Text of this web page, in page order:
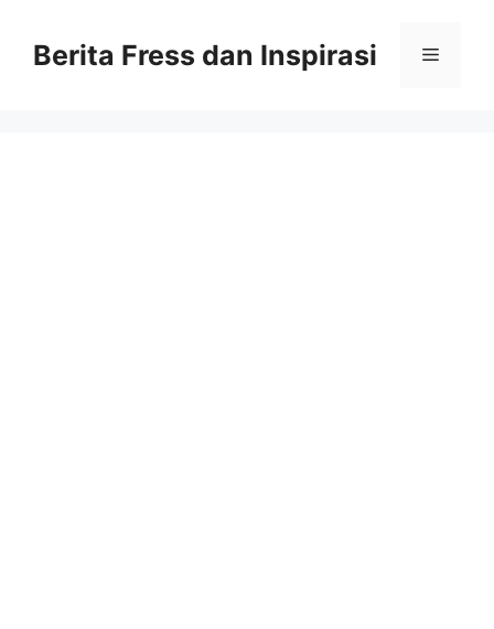
contentBerita Fress dan Inspirasi Menu